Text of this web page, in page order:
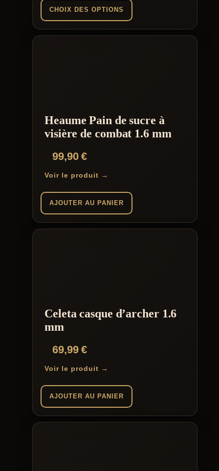
139,00 €
CHOIX DES OPTIONS
produit
Heaume Pain de sucre à
visière de combat 1.6 mm
99,90€
Voir le produit →
AJOUTER AU PANIER
Celeta casque d’archer 1.6
mm
69,99€
Voir le produit →
AJOUTER AU PANIER